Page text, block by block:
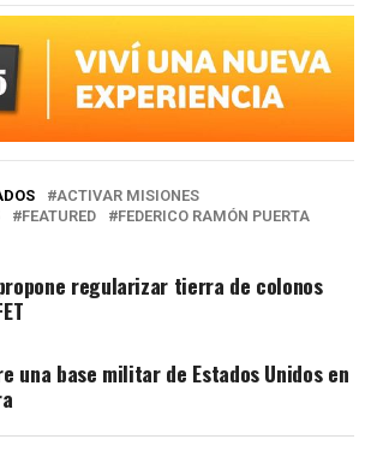
ACTIVAR MISIONES
FEATURED FEDERICO RAMÓN PUERTA
regularizar tierra de colonos
una base militar de Estados Unidos en